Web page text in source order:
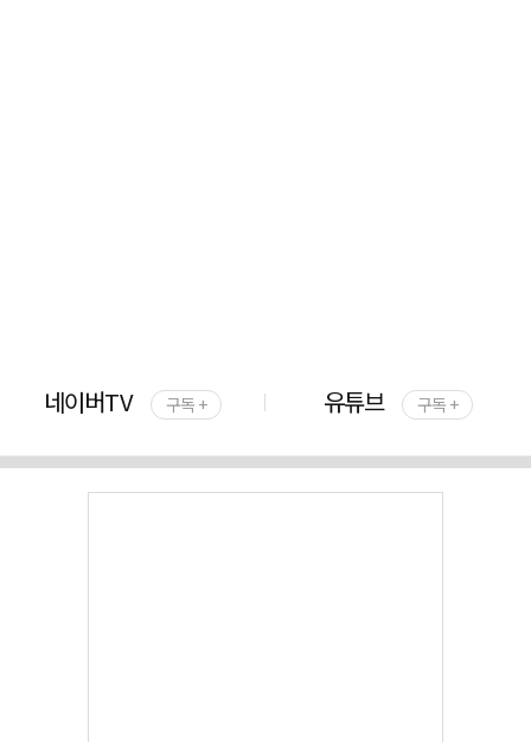
네이버TV 구독 + 유튜브 구독 +